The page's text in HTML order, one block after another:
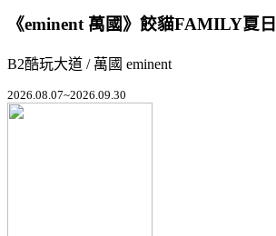
《eminent 萬國》餃貓FAMILY夏
B2酷玩大道 / 萬國 eminent
2026.08.07~2026.09.30